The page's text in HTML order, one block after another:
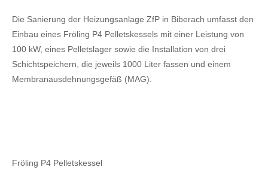
Die Sanierung der Heizungsanlage ZfP in Biberach umfasst den
Einbau eines Fröling P4 Pelletskessels mit einer Leistung von
100 kW, eines Pelletslager sowie die Installation von drei
Schichtspeichern, die jeweils 1000 Liter fassen und einem
Membranausdehnungsgefäß (MAG).
Fröling P4 Pelletskessel